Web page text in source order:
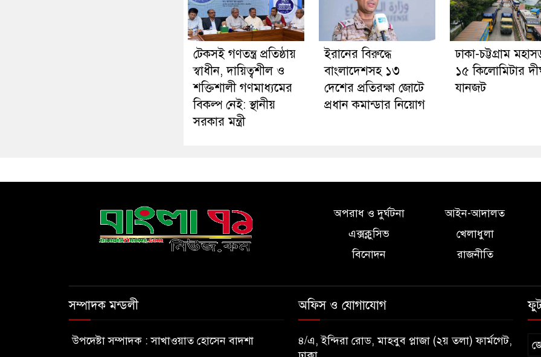
টেকসই গণতন্ত্র প্রতিষ্ঠায়
স্বাধীন, দায়িত্বশীল ও
শক্তিশালী গণমাধ্যমের
বিকল্প নেই: স্থানীয়
সরকার মন্ত্রী
ইরানের বিরুদ্ধে
বাংলাদেশসহ ১৩
দেশের প্রতিরক্ষা জোটে
প্রধান কমান্ডার নিয়োগ
ঢাকা-চট্টগ্রাম
১৫ কিলোমিটার
যানজট
অপরাধ ও দুর্ঘটনা
আইন-আদালত
এক্সক্লুসিভ
খেলাধুলা
বিনোদন
রাজনীতি
সম্পাদক মন্ডলী
উপদেষ্টা সম্পাদক : সাখাওয়াত হোসেন বাদশা
অফিস ও যোগাযোগ
৪/এ, ইন্দিরা রোড, মাহবুব প্লাজা (২য় তলা) ফার্মগেট,